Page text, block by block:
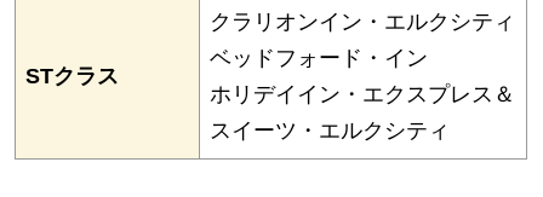
STクラス
クラリオンイン・エルクシティ
ベッドフォード・イン
ホリデイイン・エクスプレス＆
スイーツ・エルクシティ